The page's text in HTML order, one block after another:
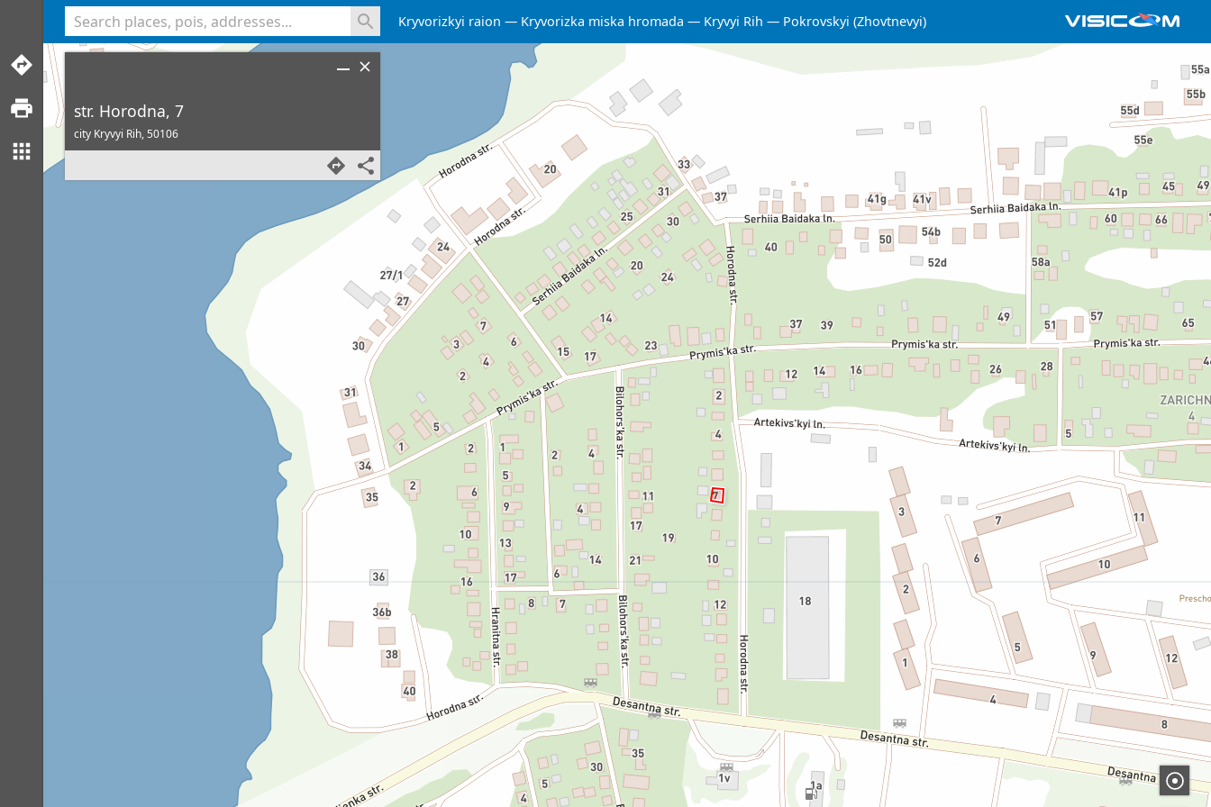
Kryvorizkyi raion Kryvorizka miska hromada Kryvyi Rih Pokrovskyi (Zhovtnevyi)
str. Horodna, 7
city Kryvyi Rih,50106
<% console.log(hcard) %>